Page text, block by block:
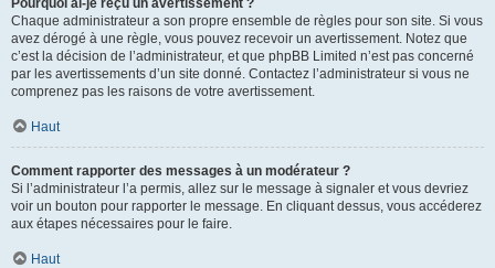
Pourquoi ai-je reçu un avertissement ?
Chaque administrateur a son propre ensemble de règles pour son site. Si vous
avez dérogé à une règle, vous pouvez recevoir un avertissement. Notez que
c’est la décision de l’administrateur, et que phpBB Limited n’est pas concerné
par les avertissements d’un site donné. Contactez l’administrateur si vous ne
comprenez pas les raisons de votre avertissement.
Haut
Comment rapporter des messages à un modérateur ?
Si l’administrateur l’a permis, allez sur le message à signaler et vous devriez
voir un bouton pour rapporter le message. En cliquant dessus, vous accéderez
aux étapes nécessaires pour le faire.
Haut